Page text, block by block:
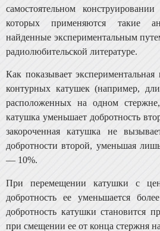
самостоятельном
которых применяются такие
найденные экспериментальным
радиолюбительской литературе.
Как показывает
контурных катушек (например,
расположенных на одном
катушка уменьшает добротность
закороченная катушка не
добротности второй, уменьшая
— 10%.
При перемещении катушки с
добротность ее уменьшается
добротность катушки становится
при смещении ее от конца стержня